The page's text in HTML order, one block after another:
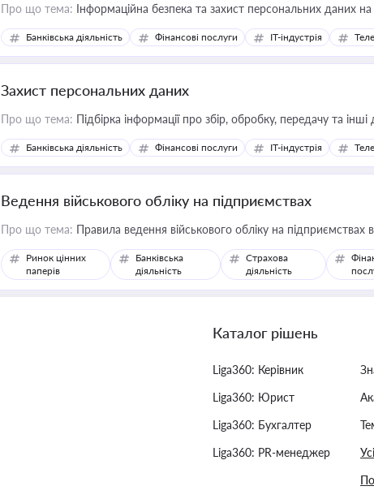
Про що тема: Інформаційна безпека та захист персональних даних на
Банківська діяльність Фінансові послуги IT-індустрія
Захист персональних даних
Про що тема: Підбірка інформації про збір, обробку, передачу та
Банківська діяльність Фінансові послуги IT-індустрія
Ведення військового обліку на підприємствах
Про що тема: Правила ведення військового обліку на підприємствах
Ринок цінних
паперів
Банківська
діяльність
Страхова
діяльність
Каталог рішень
Liga360: Керівник
Liga360: Юрист
Liga360: Бухгалтер
Liga360: PR-менеджер